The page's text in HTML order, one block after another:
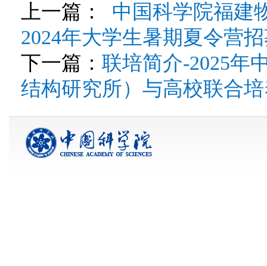
上一篇：
中国科学院福建
2024年大学生暑期夏令营
下一篇： 联培简介-2025年
结构研究所）与高校联合